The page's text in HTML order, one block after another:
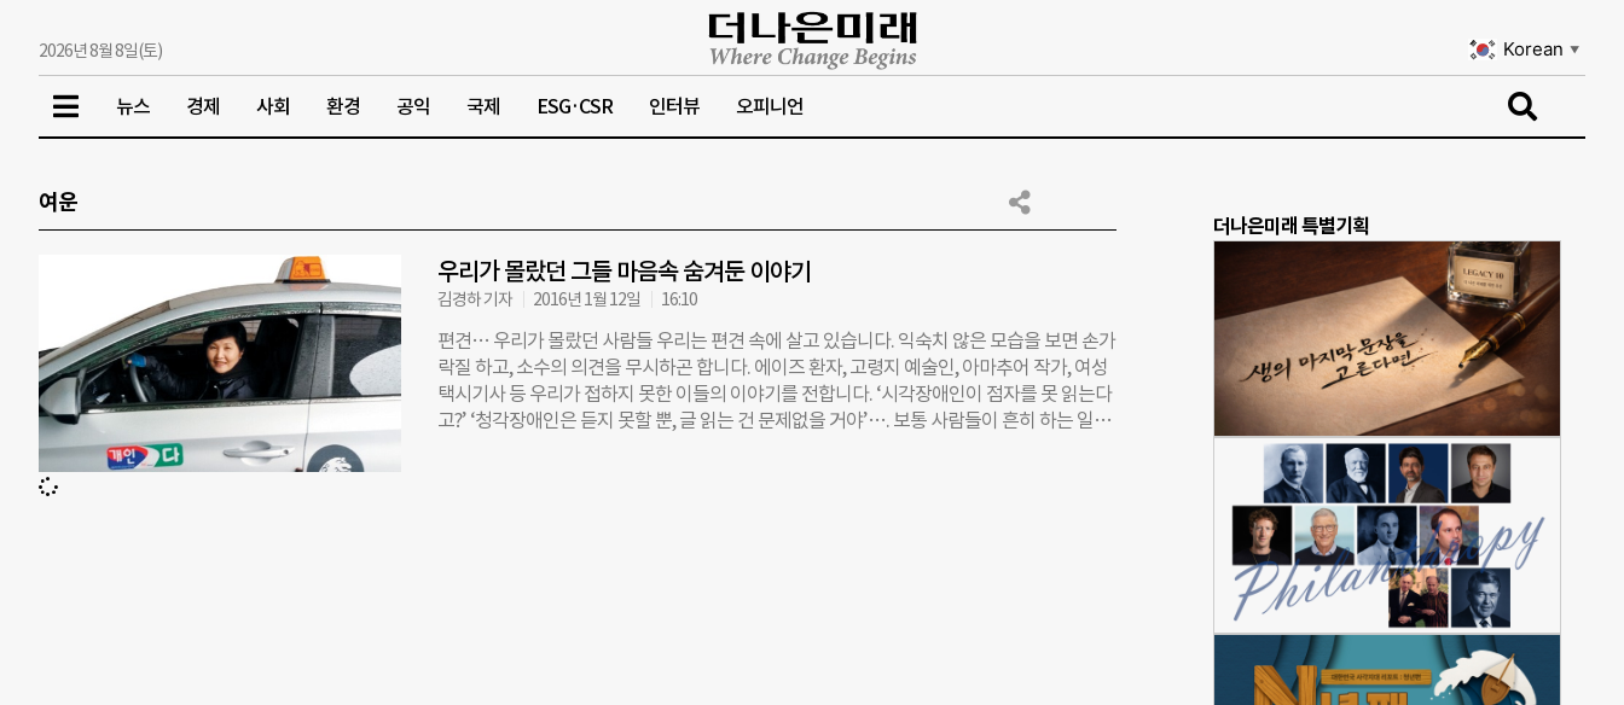
2026년 8월 8일(토) Korean ▼
뉴스 경제 사회 환경 공익 국제 ESG·CSR 인터뷰 오피니언
여운
우리가 몰랐던 그들 마음속 숨겨둔 이야기
김경하 기자 2016년 1월 12일 16:10
편견… 우리가 몰랐던 사람들 우리는 편견 속에 살고 있습니다. 익숙치 않은 모습을 보면 손가
락질 하고, 소수의 의견을 무시하곤 합니다. 에이즈 환자, 고령지 예술인, 아마추어 작가, 여성
택시기사 등 우리가 접하지 못한 이들의 이야기를 전합니다. ‘시각장애인이 점자를 못 읽는다
고?’ ‘청각장애인은 듣지 못할 뿐, 글 읽는 건 문제없을 거야’…. 보통 사람들이 흔히 하는 일반
더나은미래 특별기획